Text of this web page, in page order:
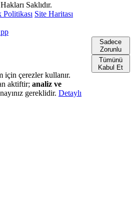
Saklıdır.
Site Haritası
için çerezler kullanır.
aktiftir; analiz ve
gereklidir. Detaylı
Sadece
Zorunlu
Tümünü
Kabul Et